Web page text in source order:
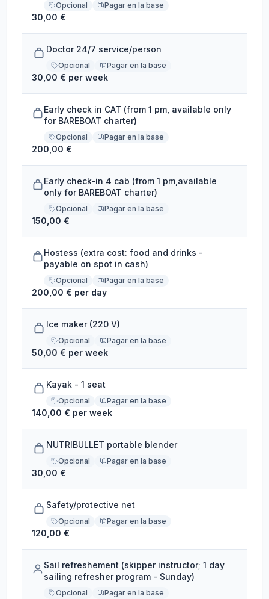
Opcional Pagar en la base
30,00 €
Doctor 24/7 service/person
Opcional Pagar en la base
30,00 € per week
Early check in CAT (from 1 pm, available only
for BAREBOAT charter)
Opcional Pagar en la base
200,00 €
Early check-in 4 cab (from 1 pm,available
only for BAREBOAT charter)
Opcional Pagar en la base
150,00 €
Hostess (extra cost: food and drinks -
payable on spot in cash)
Opcional Pagar en la base
200,00 € per day
Ice maker (220 V)
Opcional Pagar en la base
50,00 € per week
Kayak - 1 seat
Opcional Pagar en la base
140,00 € per week
NUTRIBULLET portable blender
Opcional Pagar en la base
30,00 €
Safety/protective net
Opcional Pagar en la base
120,00 €
Sail refreshement (skipper instructor; 1 day
sailing refresher program - Sunday)
Opcional Pagar en la base